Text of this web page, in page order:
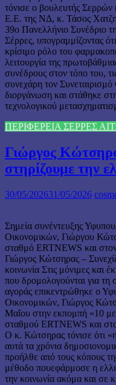
τόνισε ο βουλευτής
Ε.Ε. της ΝΔ, κ. Τάσος
39ο Πανελλήνιο Συνέδριο
Σέρρες, υπογραμμίζοντας
κρίσιμο ρόλο του
λειτουργία της
συνέδρους στον τόπο του,
συνεχάρη τον
διοργάνωση και στάθηκε
τεχνολογικού
ΠΕΡΙΦΕΡΕΙΑ ΣΕΡΡΕΣ
Γιώργος
στηρίζουμε την
30/05/202631/05/2026
Σημεία συνέντευξης
Οικονομικών, Γιώργου
σταθμό ERTNEWS και
Γιώργος Κώτσηρας –
κοινωνία Στις μόνιμες και
που δρομολογούνται για τη
αγοράς επικεντρώθηκε ο
Οικονομικών, Γιώργος
Μαΐου στην εκπομπή «10
σταθμού ERTNEWS και
Ο κ. Κώτσηρας τόνισε ότι
αυτά τα χρόνια
προήλθε από τους κόπους
μέθοδο πουεφάρμοσε η
την κοινωνία ακόμα και σε